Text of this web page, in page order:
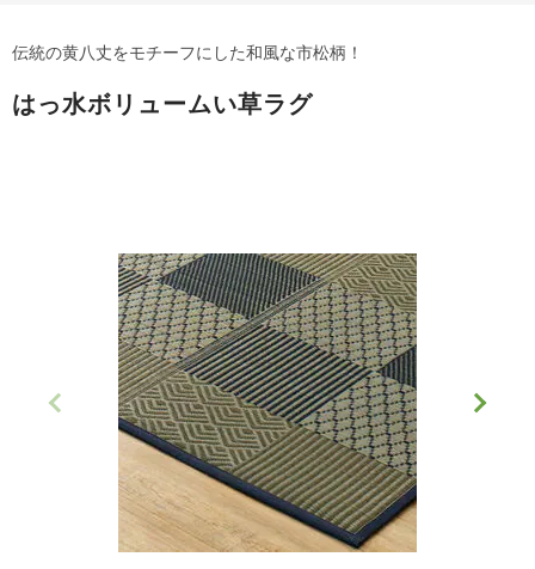
伝統の黄八丈をモチーフにした和風な市松柄！
はっ水ボリュームい草ラグ